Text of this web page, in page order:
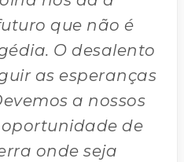
que não é
O desalento
as esperanças
a nossos
de
onde seja